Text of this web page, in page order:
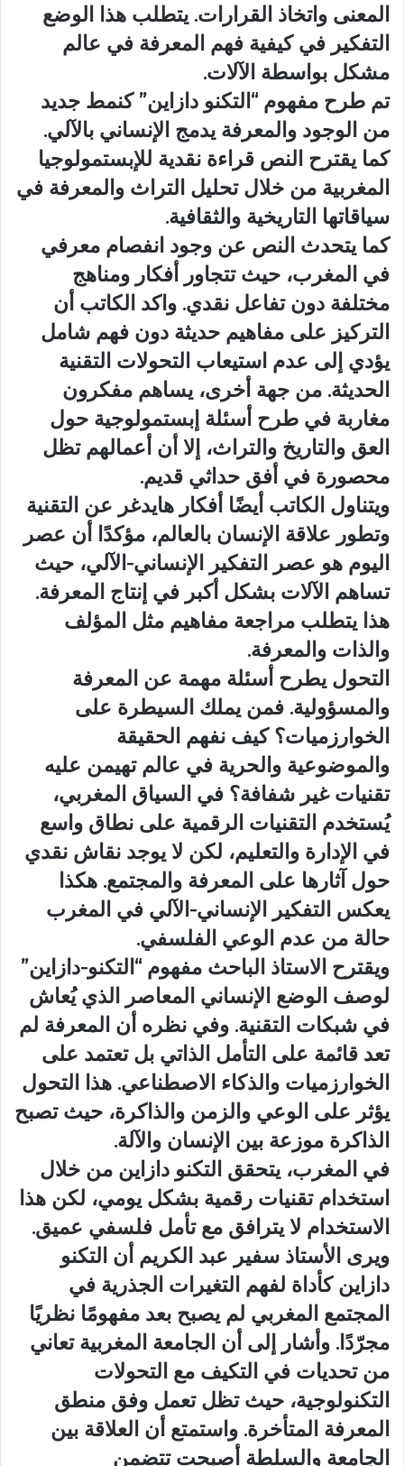
المعنى واتخاذ القرارات. يتطلب هذا الوضع
التفكير في كيفية فهم المعرفة في عالم
مشكل بواسطة الآلات.
تم طرح مفهوم “التكنو دازاين” كنمط جديد
من الوجود والمعرفة يدمج الإنساني بالآلي.
كما يقترح النص قراءة نقدية للإبستمولوجيا
المغربية من خلال تحليل التراث والمعرفة في
سياقاتها التاريخية والثقافية.
كما يتحدث النص عن وجود انفصام معرفي
في المغرب، حيث تتجاور أفكار ومناهج
مختلفة دون تفاعل نقدي. واكد الكاتب أن
التركيز على مفاهيم حديثة دون فهم شامل
يؤدي إلى عدم استيعاب التحولات التقنية
الحديثة. من جهة أخرى، يساهم مفكرون
مغاربة في طرح أسئلة إبستمولوجية حول
العق والتاريخ والتراث، إلا أن أعمالهم تظل
محصورة في أفق حداثي قديم.
ويتناول الكاتب أيضًا أفكار هايدغر عن التقنية
وتطور علاقة الإنسان بالعالم، مؤكدًا أن عصر
اليوم هو عصر التفكير الإنساني-الآلي، حيث
تساهم الآلات بشكل أكبر في إنتاج المعرفة.
هذا يتطلب مراجعة مفاهيم مثل المؤلف
والذات والمعرفة.
التحول يطرح أسئلة مهمة عن المعرفة
والمسؤولية. فمن يملك السيطرة على
الخوارزميات؟ كيف نفهم الحقيقة
والموضوعية والحرية في عالم تهيمن عليه
تقنيات غير شفافة؟ في السياق المغربي،
يُستخدم التقنيات الرقمية على نطاق واسع
في الإدارة والتعليم، لكن لا يوجد نقاش نقدي
حول آثارها على المعرفة والمجتمع. هكذا
يعكس التفكير الإنساني-الآلي في المغرب
حالة من عدم الوعي الفلسفي.
ويقترح الاستاذ الباحث مفهوم “التكنو-دازاين”
لوصف الوضع الإنساني المعاصر الذي يُعاش
في شبكات التقنية. وفي نظره أن المعرفة لم
تعد قائمة على التأمل الذاتي بل تعتمد على
الخوارزميات والذكاء الاصطناعي. هذا التحول
يؤثر على الوعي والزمن والذاكرة، حيث تصبح
الذاكرة موزعة بين الإنسان والآلة.
في المغرب، يتحقق التكنو دازاين من خلال
استخدام تقنيات رقمية بشكل يومي، لكن هذا
الاستخدام لا يترافق مع تأمل فلسفي عميق.
ويرى الأستاذ سفير عبد الكريم أن التكنو
دازاين كأداة لفهم التغيرات الجذرية في
المجتمع المغربي لم يصبح بعد مفهومًا نظريًا
مجرّدًا. وأشار إلى أن الجامعة المغربية تعاني
من تحديات في التكيف مع التحولات
التكنولوجية، حيث تظل تعمل وفق منطق
المعرفة المتأخرة. واستمتع أن العلاقة بين
الجامعة والسلطة أصبحت تتضمن